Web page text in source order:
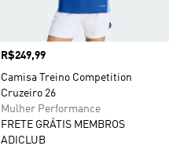
Preço
R$249,99
Camisa Treino Competition
Cruzeiro 26
Mulher Performance
FRETE GRÁTIS MEMBROS
ADICLUB